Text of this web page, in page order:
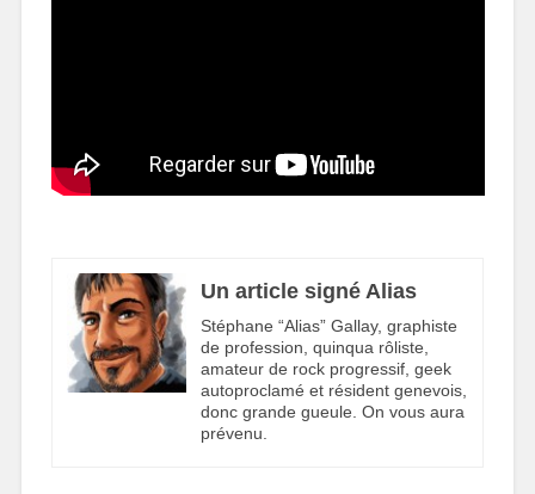
Un article signé Alias
Stéphane “Alias” Gallay, graphiste
de profession, quinqua rôliste,
amateur de rock progressif, geek
autoproclamé et résident genevois,
donc grande gueule. On vous aura
prévenu.